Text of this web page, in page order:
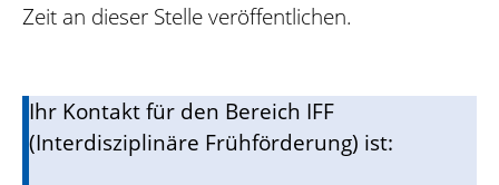
Zeit an dieser Stelle veröffentlichen.
Ihr Kontakt für den Bereich IFF
(Interdisziplinäre Frühförderung) ist: